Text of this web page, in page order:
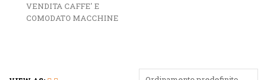
VENDITA CAFFE' E
COMODATO MACCHINE